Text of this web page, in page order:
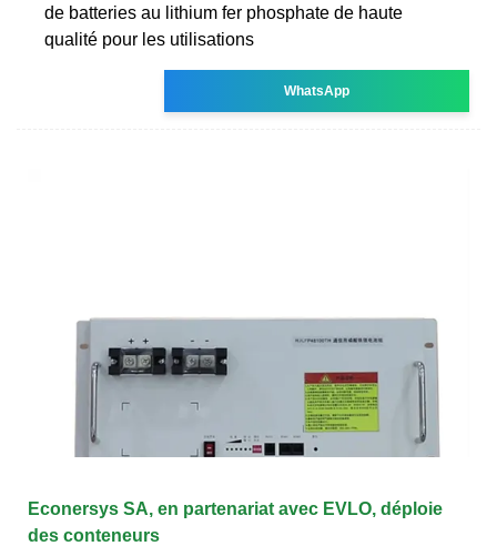
de batteries au lithium fer phosphate de haute
qualité pour les utilisations
WhatsApp
Econersys SA, en partenariat avec EVLO, déploie
des conteneurs